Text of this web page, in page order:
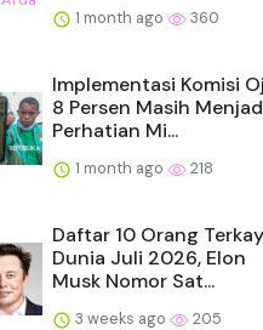
1 month ago 360
Implementasi Komisi
8 Persen Masih
Perhatian Mi...
1 month ago 218
Daftar 10 Orang
Dunia Juli 2026, Elon
Musk Nomor Sat...
3 weeks ago 205